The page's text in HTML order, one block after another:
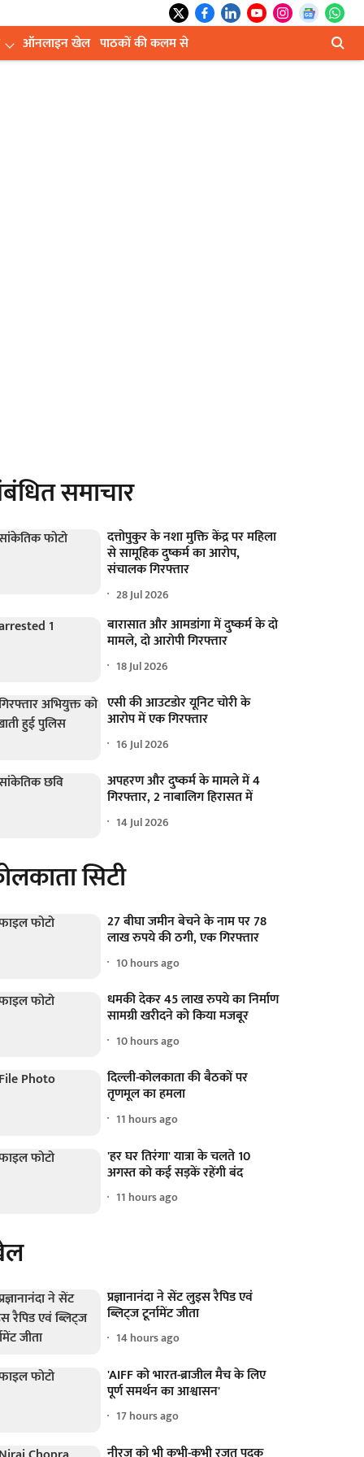
ऑनलाइन खेल पाठकों की कलम से
समाचार
दत्तोपुकुर के नशा मुक्ति केंद्र पर महिला
से सामूहिक दुष्कर्म का आरोप,
संचालक गिरफ्तार
28 Jul 2026
बारासात और आमडांगा में दुष्कर्म के दो
मामले, दो आरोपी गिरफ्तार
18 Jul 2026
एसी की आउटडोर यूनिट चोरी के
आरोप में एक गिरफ्तार
16 Jul 2026
अपहरण और दुष्कर्म के मामले में 4
गिरफ्तार, 2 नाबालिग हिरासत में
14 Jul 2026
सिटी
27 बीघा जमीन बेचने के नाम पर 78
लाख रुपये की ठगी, एक गिरफ्तार
10 hours ago
धमकी देकर 45 लाख रुपये का निर्माण
सामग्री खरीदने को किया मजबूर
10 hours ago
दिल्ली-कोलकाता की बैठकों पर
तृणमूल का हमला
11 hours ago
'हर घर तिरंगा' यात्रा के चलते 10
अगस्त को कई सड़कें रहेंगी बंद
11 hours ago
प्रज्ञानानंदा ने सेंट लुइस रैपिड एवं
ब्लिट्ज टूर्नामेंट जीता
14 hours ago
'AIFF को भारत-ब्राजील मैच के लिए
पूर्ण समर्थन का आश्वासन'
17 hours ago